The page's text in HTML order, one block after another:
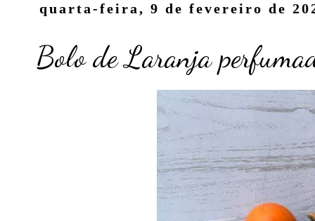
quarta-feira, 9 de fevereiro de
Bolo de Laranja